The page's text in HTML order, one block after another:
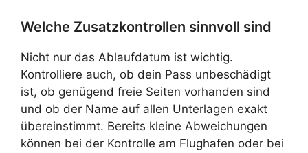
Welche Zusatzkontrollen sinnvoll sind
Nicht nur das Ablaufdatum ist wichtig.
Kontrolliere auch, ob dein Pass unbeschädigt
ist, ob genügend freie Seiten vorhanden sind
und ob der Name auf allen Unterlagen exakt
übereinstimmt. Bereits kleine Abweichungen
können bei der Kontrolle am Flughafen oder bei